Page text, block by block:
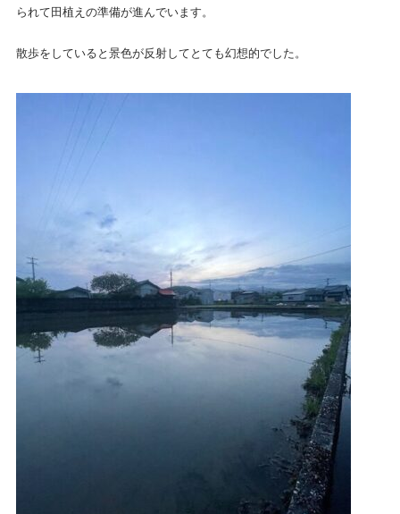
られて田植えの準備が進んでいます。
散歩をしていると景色が反射してとても幻想的でした。